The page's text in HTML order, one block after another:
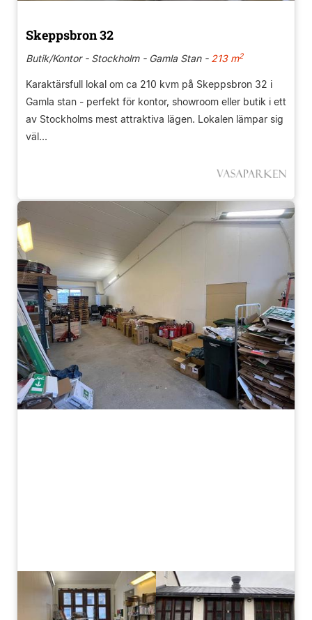
Skeppsbron 32
Butik/Kontor - Stockholm - Gamla Stan -213 m2
Karaktärsfull lokal om ca 210 kvm på Skeppsbron 32 i
Gamla stan - perfekt för kontor, showroom eller butik i ett
av Stockholms mest attraktiva lägen. Lokalen lämpar sig
väl...